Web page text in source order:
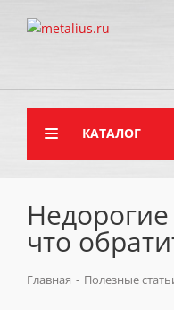
КАТАЛОГ
что
Главная - Полезные